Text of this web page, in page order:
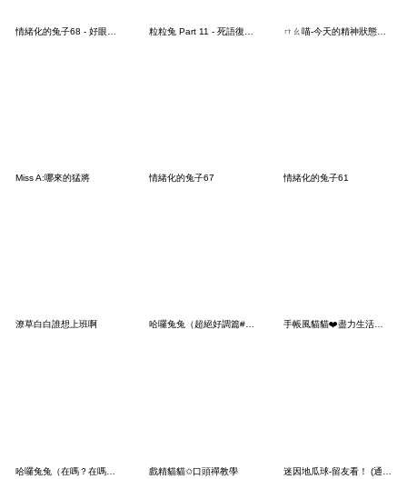
ㄇㄠ喵-今天的精神狀態也很好
Miss A:哪來的猛將 情緒化的兔子67 情緒化的兔子61
潦草白白誰想上班啊 哈囉兔兔（超絕好調篇#3） 手帳風貓貓❤️盡力生活及工作的貓貓
戲精貓貓✩口頭禪教學